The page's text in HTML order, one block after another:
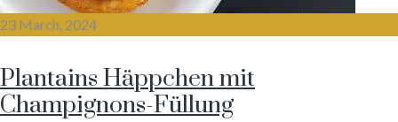
23 March, 2024
Plantains Häppchen mit
Champignons-Füllung